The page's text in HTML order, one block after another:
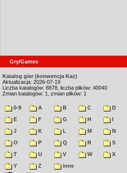
Gry/Games
Katalog gier (konwencja Kaz)
Aktualizacja: 2026-07-19
Liczba katalogów: 8878, liczba plików: 40040
Zmian katalogów: 1, zmian plików: 1
0-9 A B C
D
E
F G H
I
J
K L M
N
O
P Q R
S
T
U V W
X
Y
Z
inne